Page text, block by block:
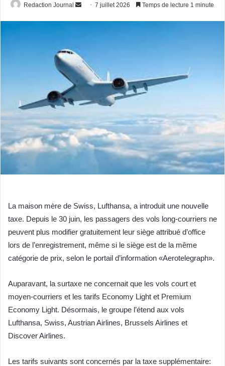
Redaction Journal
Envoyer7 juillet 2026 Temps de lecture 1 minute
La maison mère de Swiss, Lufthansa, a introduit une nouvelle
taxe. Depuis le 30 juin, les passagers des vols long-courriers ne
peuvent plus modifier gratuitement leur siège attribué d’office
lors de l’enregistrement, même si le siège est de la même
catégorie de prix, selon le portail d’information «Aerotelegraph».
Auparavant, la surtaxe ne concernait que les vols court et
moyen-courriers et les tarifs Economy Light et Premium
Economy Light. Désormais, le groupe l’étend aux vols
Lufthansa, Swiss, Austrian Airlines, Brussels Airlines et
Discover Airlines.
Les tarifs suivants sont concernés par la taxe supplémentaire: